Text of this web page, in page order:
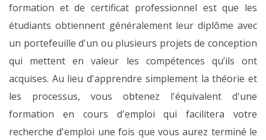
formation et de certificat professionnel est que les
étudiants obtiennent généralement leur diplôme avec
un portefeuille d'un ou plusieurs projets de conception
qui mettent en valeur les compétences qu’ils ont
acquises. Au lieu d'apprendre simplement la théorie et
les processus, vous obtenez l'équivalent d'une
formation en cours d'emploi qui facilitera votre
recherche d'emploi une fois que vous aurez terminé le